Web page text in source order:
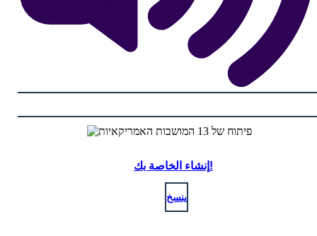
إنشاء الخاصة بك!
ينسخ